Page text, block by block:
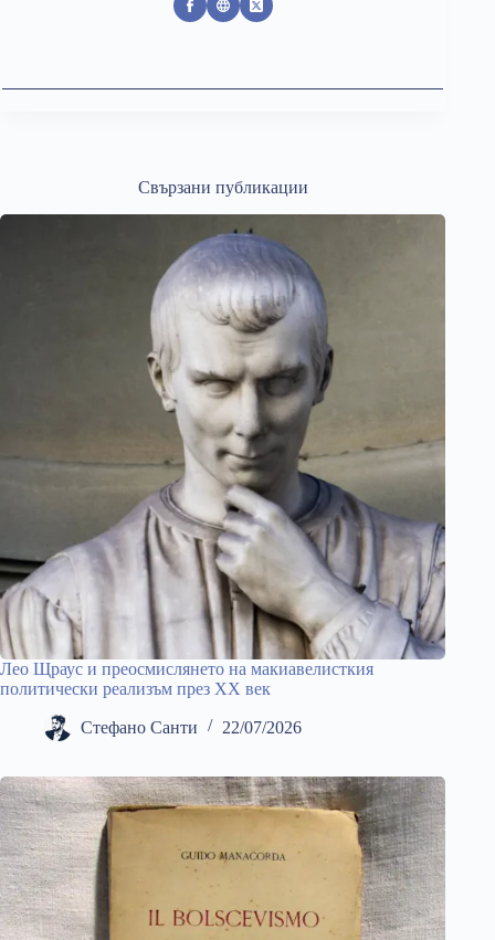
Свързани публикации
Лео Щраус и преосмислянето на макиавелисткия
политически реализъм през ХХ век
Стефано Санти 22/07/2026